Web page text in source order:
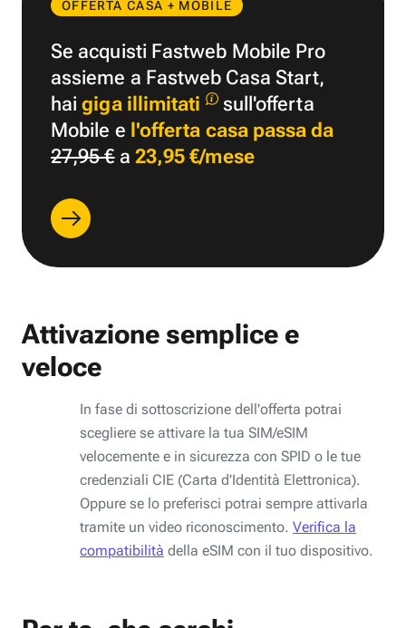
OFFERTA CASA + MOBILE
Se acquisti Fastweb Mobile Pro
assieme a Fastweb Casa Start,
haigiga illimitati
sull'offerta
Mobile e l'offerta casa passa da
27,95 €a 23,95 €/mese
Attivazione semplice e
veloce
In fase di sottoscrizione dell'offerta potrai
scegliere se attivare la tua SIM/eSIM
velocemente e in sicurezza con SPID o le tue
credenziali CIE (Carta d'Identità Elettronica).
Oppure se lo preferisci potrai sempre attivarla
tramite un video riconoscimento. Verifica la
compatibilità della eSIM con il tuo dispositivo.